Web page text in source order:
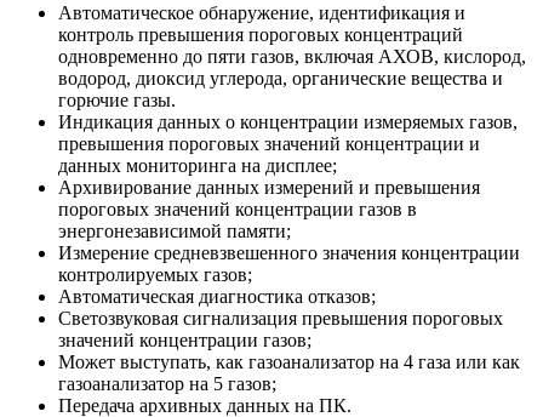
Автоматическое обнаружение, идентификация и
контроль превышения пороговых концентраций
одновременно до пяти газов, включая АХОВ, кислород,
водород, диоксид углерода, органические вещества и
горючие газы.
Индикация данных о концентрации измеряемых газов,
превышения пороговых значений концентрации и
данных мониторинга на дисплее;
Архивирование данных измерений и превышения
пороговых значений концентрации газов в
энергонезависимой памяти;
Измерение средневзвешенного значения концентрации
контролируемых газов;
Автоматическая диагностика отказов;
Светозвуковая сигнализация превышения пороговых
значений концентрации газов;
Может выступать, как газоанализатор на 4 газа или как
газоанализатор на 5 газов;
Передача архивных данных на ПК.